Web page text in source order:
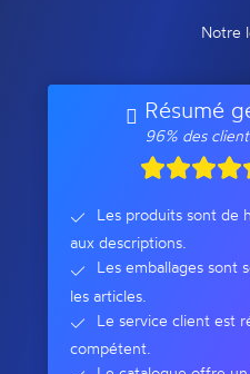
Notre
Résumé
96% des
Les produits sont de
aux descriptions.
Les emballages sont
les articles.
Le service client est
compétent.